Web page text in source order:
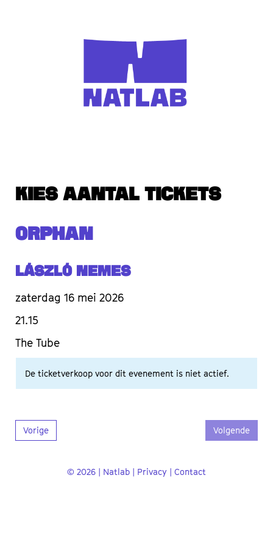
KIES AANTAL TICKETS
ORPHAN
László Nemes
zaterdag 16 mei 2026
21.15
The Tube
De ticketverkoop voor dit evenement is niet actief.
Vorige Volgende
© 2026 | Natlab | Privacy | Contact